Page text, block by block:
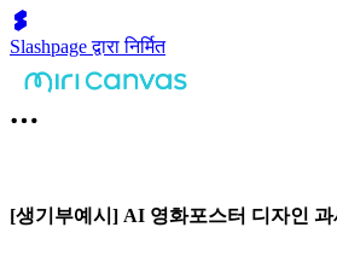
Slashpage द्वारा निर्मित
[생기부예시] AI 영화포스터 디자인